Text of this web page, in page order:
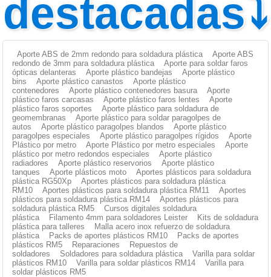
destacadas⤵
Aporte ABS de 2mm redondo para soldadura plástica
Aporte ABS
redondo de 3mm para soldadura plástica
Aporte para soldar faros
ópticas delanteras
Aporte plástico bandejas
Aporte plástico
bins
Aporte plástico canastos
Aporte plástico
contenedores
Aporte plástico contenedores basura
Aporte
plástico faros carcasas
Aporte plástico faros lentes
Aporte
plástico faros soportes
Aporte plástico para soldadura de
geomembranas
Aporte plástico para soldar paragolpes de
autos
Aporte plástico paragolpes blandos
Aporte plástico
paragolpes especiales
Aporte plástico paragolpes rígidos
Aporte
Plástico por metro
Aporte Plástico por metro especiales
Aporte
plástico por metro redondos especiales
Aporte plástico
radiadores
Aporte plástico reservorios
Aporte plástico
tanques
Aporte plásticos moto
Aportes plásticos para soldadura
plástica RG50Xp
Aportes plásticos para soldadura plástica
RM10
Aportes plásticos para soldadura plástica RM11
Aportes
plásticos para soldadura plástica RM14
Aportes plásticos para
soldadura plástica RM5
Cursos digitales soldadura
plástica
Filamento 4mm para soldadores Leister
Kits de soldadura
plástica para talleres
Malla acero inox refuerzo de soldadura
plástica
Packs de aportes plásticos RM10
Packs de aportes
plásticos RM5
Reparaciones
Repuestos de
soldadores
Soldadores para soldadura plástica
Varilla para soldar
plásticos RM10
Varilla para soldar plásticos RM14
Varilla para
soldar plásticos RM5